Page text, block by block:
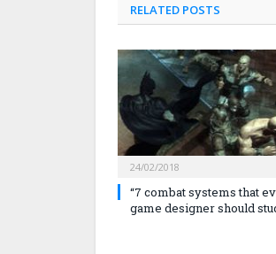
RELATED POSTS
24/02/2018
“7 combat systems that
game designer should